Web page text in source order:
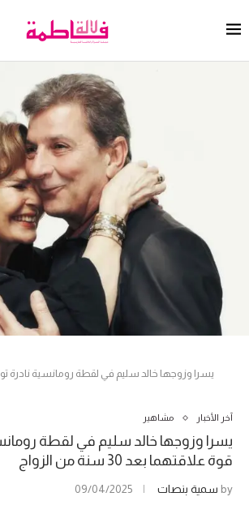
آخر الأخبار مشاهير
يسرا وزوجها خالد سليم في لقطة
قوة علاقتهما بعد 30 سنة من الزواج
by سمية بنصات 09/04/2025